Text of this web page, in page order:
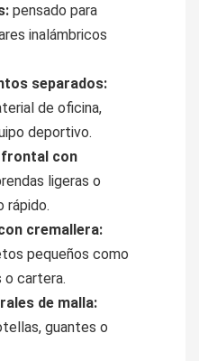
pensado para
inalámbricos
separados:
de oficina,
deportivo.
con
ligeras o
rápido.
cremallera:
pequeños como
o cartera.
de malla:
guantes o